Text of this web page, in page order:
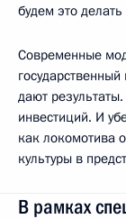
будем это
Современные
дают
инвестиций. И
как локомотива
культуры в
В рамках